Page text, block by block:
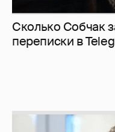
Сколько Собчак
перeписки в